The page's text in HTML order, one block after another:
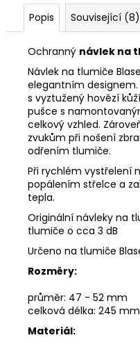
Popis Související (8)
Ochranný návlek na
Návlek na tlumiče
elegantním
s vyztužený hovězí
pušce s
celkový vzhled.
zvukům při nošení
odřením tlumiče.
Při rychlém vystřelení
popálením střelce a
tepla.
Originální návleky na
tlumiče o cca 3 dB
Určeno na tlumiče
Rozměry:
průměr: 47 - 52 mm
celková délka: 245 mm
Materiál:
BLASER
-
PLOCHÝ
ŠROUBOVÁK
370
Kč